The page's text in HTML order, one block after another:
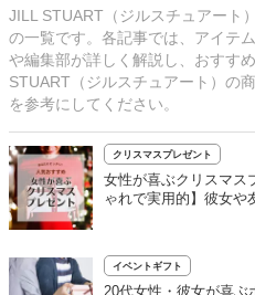
JILL STUART（ジルスチュアート
の一覧です。各記事では、アイテ
や編集部が詳しく解説し、おすす
STUART（ジルスチュアート）の
を参考にしてください。
クリスマスプレゼント
女性が喜ぶクリスマス
ゃれで実用的】彼女や
イベントギフト
20代女性・彼女が喜ぶ